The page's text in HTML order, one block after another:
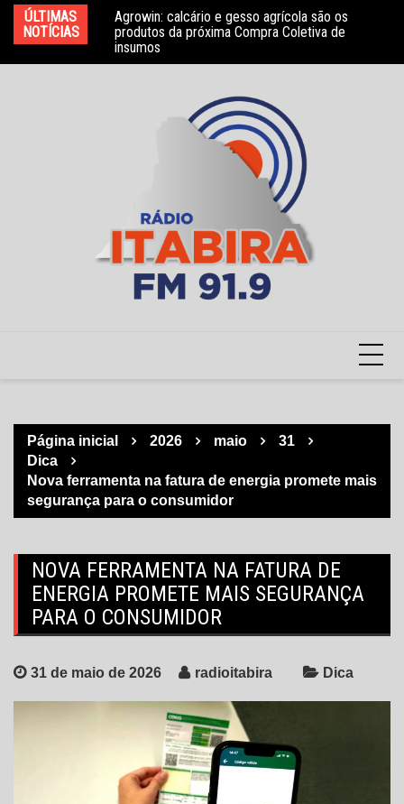
para
conteúdo
ÚLTIMAS
NOTÍCIAS
Agrowin: calcário e gesso agrícola são os
produtos da próxima Compra Coletiva de
insumos
Novo convênio com a Associação Nosso Lar
garante atendimento a crianças com TEA
Página inicial 2026 maio
31
Dica
Nova ferramenta na fatura de energia promete mais
segurança para o consumidor
NOVA FERRAMENTA NA FATURA DE
ENERGIA PROMETE MAIS SEGURANÇA
PARA O CONSUMIDOR
31 de maio de 2026 radioitabira Dica